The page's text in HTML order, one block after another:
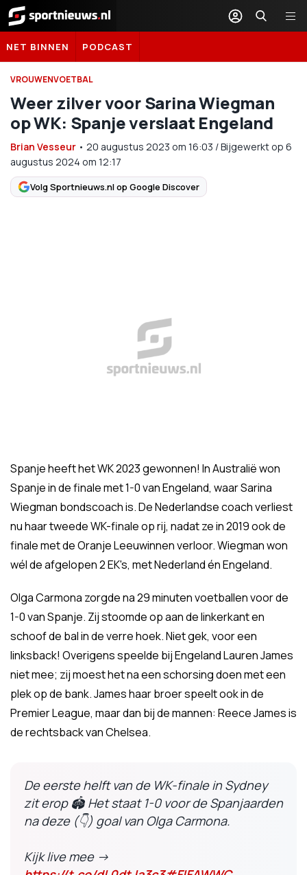
Sportnieuws.nl
NET BINNEN PODCAST
VROUWENVOETBAL
Weer zilver voor Sarina Wiegman
op WK: Spanje verslaat Engeland
Brian Vesseur • 20 augustus 2023 om 16:03 /Bijgewerkt op 6
augustus 2024 om 12:17
Volg Sportnieuws.nl op Google Discover
Spanje heeft het WK 2023 gewonnen! In Australië won
Spanje in de finale met 1-0 van Engeland, waar Sarina
Wiegman bondscoach is. De Nederlandse coach verliest
nu haar tweede WK-finale op rij, nadat ze in 2019 ook de
finale met de Oranje Leeuwinnen verloor. Wiegman won
wél de afgelopen 2 EK's, met Nederland én Engeland.
Olga Carmona zorgde na 29 minuten voetballen voor de
1-0 van Spanje. Zij stoomde op aan de linkerkant en
schoof de bal in de verre hoek. Niet gek, voor een
linksback! Overigens speelde bij Engeland Lauren James
niet mee; zij moest het na een schorsing doen met een
plek op de bank. James haar broer speelt ook in de
Premier League, maar dan bij de mannen: Reece James is
de rechtsback van Chelsea.
De eerste helft van de WK-finale in Sydney
zit erop 🏟 Het staat 1-0 voor de Spanjaarden
na deze (👇) goal van Olga Carmona.
Kijk live mee →